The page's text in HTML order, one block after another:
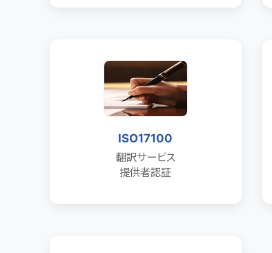
ISO17100
翻訳サービス
提供者認証